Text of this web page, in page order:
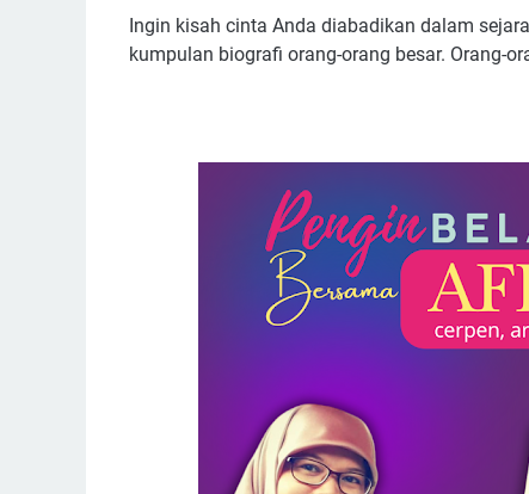
Ingin kisah cinta Anda diabadikan dalam
kumpulan biografi orang-orang besar. Orang-